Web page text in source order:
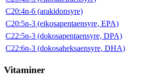
C20:4n-6 (arakidonsyre)
C20:5n-3 (eikosapentaensyre, EPA)
C22:5n-3 (dokosapentaensyre, DPA)
C22:6n-3 (dokosaheksaensyre, DHA)
Vitaminer